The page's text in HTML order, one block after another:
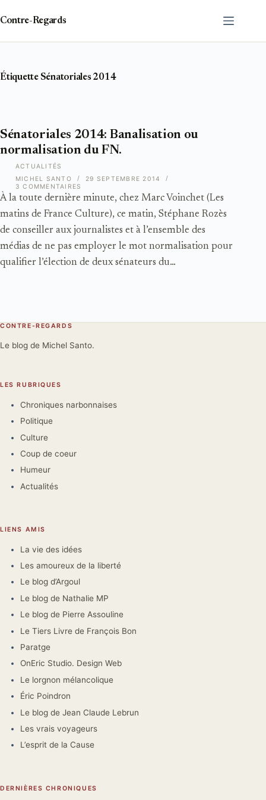
contenu
Contre-Regards
ÉtiquetteSénatoriales 2014
ACTUALITÉS
Sénatoriales 2014: Banalisation ou
normalisation du FN.
À la toute dernière minute, chez Marc Voinchet (Les
matins de France Culture), ce matin, Stéphane Rozès
de conseiller aux journalistes et à l’ensemble des
médias de ne pas employer le mot normalisation pour
qualifier l’élection de deux sénateurs du…
MICHEL SANTO
29 SEPTEMBRE 2014
3 COMMENTAIRES
CONTRE-REGARDS
Le blog de Michel Santo.
LES RUBRIQUES
Chroniques narbonnaises
Politique
Culture
Coup de coeur
Humeur
Actualités
LIENS AMIS
La vie des idées
Les amoureux de la liberté
Le blog d’Argoul
Le blog de Nathalie MP
Le blog de Pierre Assouline
Le Tiers Livre de François Bon
Paratge
OnEric Studio. Design Web
Le lorgnon mélancolique
Éric Poindron
Le blog de Jean Claude Lebrun
Les vrais voyageurs
L’esprit de la Cause
DERNIÈRES CHRONIQUES